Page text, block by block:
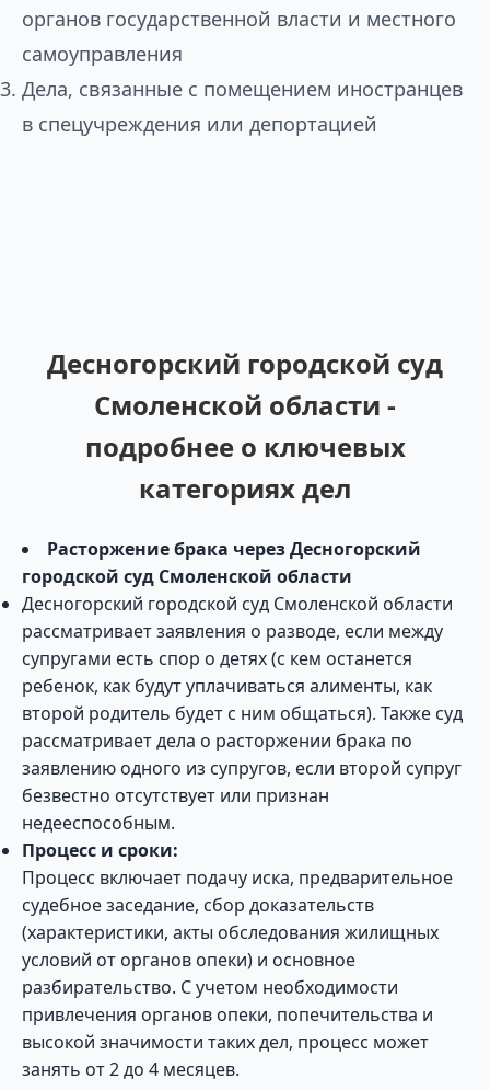
органов государственной власти и местного
самоуправления
Дела, связанные с помещением иностранцев
в спецучреждения или депортацией
Десногорский городской суд
Смоленской области -
подробнее о ключевых
категориях дел
Расторжение брака через Десногорский
городской суд Смоленской области
Десногорский городской суд Смоленской области
рассматривает заявления о разводе, если между
супругами есть спор о детях (с кем останется
ребенок, как будут уплачиваться алименты, как
второй родитель будет с ним общаться). Также суд
рассматривает дела о расторжении брака по
заявлению одного из супругов, если второй супруг
безвестно отсутствует или признан
недееспособным.
Процесс и сроки:
Процесс включает подачу иска, предварительное
судебное заседание, сбор доказательств
(характеристики, акты обследования жилищных
условий от органов опеки) и основное
разбирательство. С учетом необходимости
привлечения органов опеки, попечительства и
высокой значимости таких дел, процесс может
занять от 2 до 4 месяцев.